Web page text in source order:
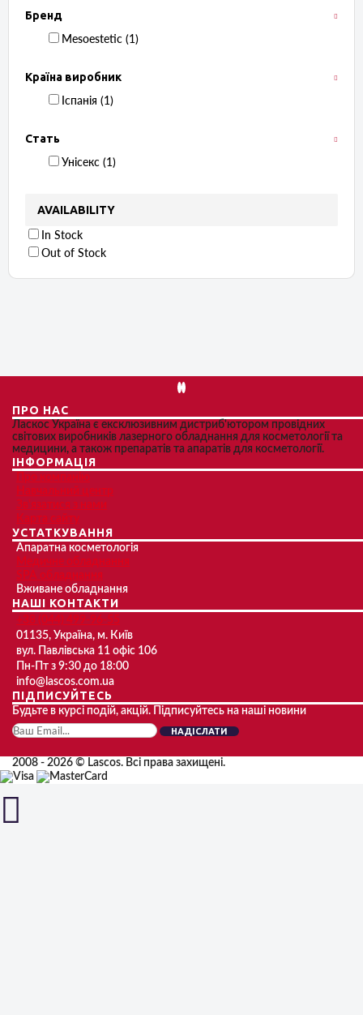
Бренд
Mesoestetic ‏ (1)
Країна виробник
Іспанія ‏ (1)
Стать
Унісекс ‏ (1)
AVAILABILITY
In Stock
Out of Stock
ПРО НАС
Ласкос Україна є ексклюзивним дистриб'ютором провідних
світових виробників лазерного обладнання для косметології та
медицини, а також препаратів та апаратів для косметології.
ІНФОРМАЦІЯ
Про компанію
Навчальний центр
Зв'язатися з нами
Карта сайту
УСТАТКУВАННЯ
Апаратна косметологія
Медичне обладнання
SPA обладнання
Вживане обладнання
НАШІ КОНТАКТИ
+38 (044) 499-96-55
01135, Україна, м. Київ
вул. Павлівська 11 офіс 106
Пн-Пт з 9:30 до 18:00
info@lascos.com.ua
ПІДПИСУЙТЕСЬ
Будьте в курсі подій, акцій. Підписуйтесь на наші новини
НАДІСЛАТИ
2008 - 2026 © Lascos. Всі права захищені.